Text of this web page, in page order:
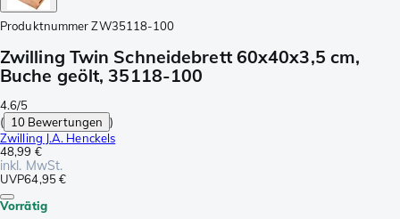
Produktnummer ZW35118-100
Zwilling Twin Schneidebrett 60x40x3,5 cm,
Buche geölt, 35118-100
4.6/5
( 10 Bewertungen )
Zwilling J.A. Henckels
48,99 €
inkl. MwSt.
UVP64,95 €
Vorrätig